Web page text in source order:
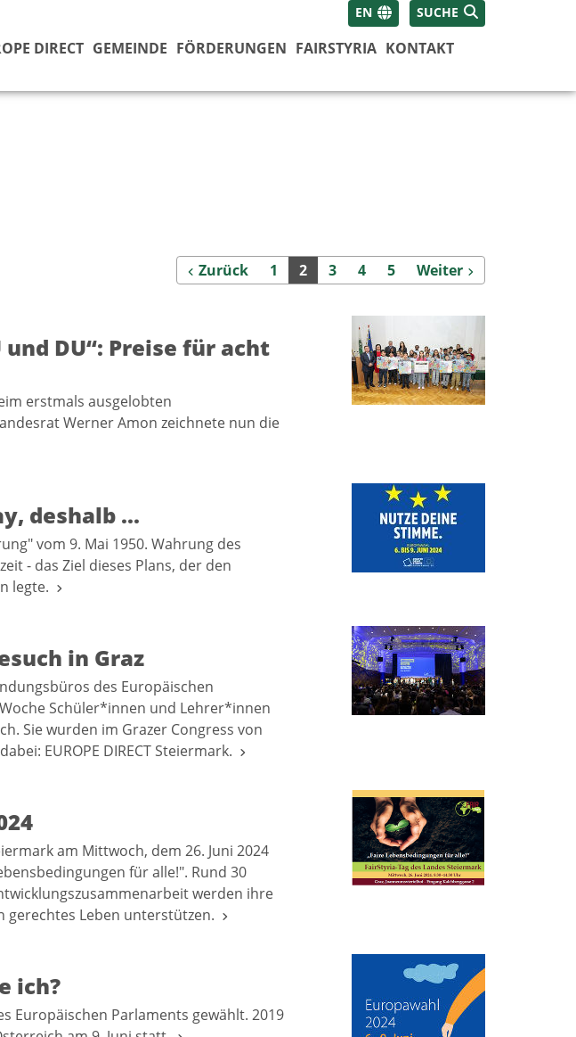
SUCHE
EN
DIRECT GEMEINDE FÖRDERUNGEN FAIRSTYRIA KONTAKT
Zurück
Zurück 1 2 3 4 5 Weiter
Weiter
DU“: Preise für acht
erstmals ausgelobten
Werner Amon zeichnete nun die
deshalb ...
vom 9. Mai 1950. Wahrung des
- das Ziel dieses Plans, der den
legte.
in Graz
des Europäischen
Schüler*innen und Lehrer*innen
Sie wurden im Grazer Congress von
EUROPE DIRECT Steiermark.
am Mittwoch, dem 26. Juni 2024
für alle!". Rund 30
werden ihre
gerechtes Leben unterstützen.
ich?
Europäischen Parlaments gewählt. 2019